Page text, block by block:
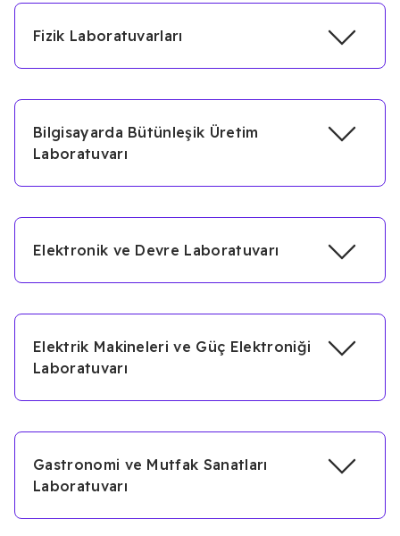
Fizik Laboratuvarları
Bilgisayarda Bütünleşik Üretim
Laboratuvarı
Elektronik ve Devre Laboratuvarı
Elektrik Makineleri ve Güç Elektroniği
Laboratuvarı
Gastronomi ve Mutfak Sanatları
Laboratuvarı